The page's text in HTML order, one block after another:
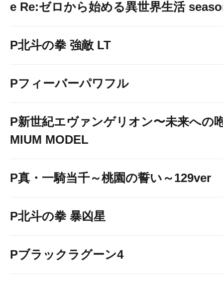
e Re:ゼロから始める異世界生活
P北斗の拳 強敵 LT
Pフィーバーパワフル
P新世紀エヴァンゲリオン〜未来への
MIUM MODEL
P真・一騎当千～桃園の誓い～129ver
P北斗の拳 暴凶星
Pブラックラグーン4